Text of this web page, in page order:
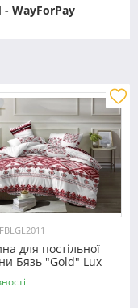
WayForPay
для постільної
Бязь "Gold" Lux
орнамент"